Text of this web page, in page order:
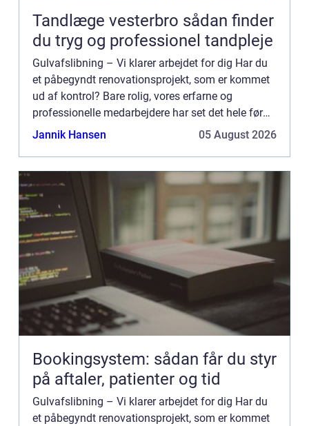
Tandlæge vesterbro sådan finder
du tryg og professionel tandpleje
Gulvafslibning – Vi klarer arbejdet for dig Har du
et påbegyndt renovationsprojekt, som er kommet
ud af kontrol? Bare rolig, vores erfarne og
professionelle medarbejdere har set det hele før
og er klar til at hjælpe dig videre. Med mange års
Jannik Hansen 05 August 2026
Bookingsystem: sådan får du styr
på aftaler, patienter og tid
Gulvafslibning – Vi klarer arbejdet for dig Har du
et påbegyndt renovationsprojekt, som er kommet